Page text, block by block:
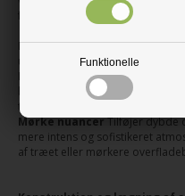
Funktionelle
forskellige udtryk, alt efter
Lyse nuancerKan åbne op for
udtryk. Disse gulve er ofte
Naturlige nuancerFremhæver
behandlet med klar olie eller
træudtryk.
Mørke nuancerTilføjer dybde
mere intens og sofistikeret
af træet eller mørkere